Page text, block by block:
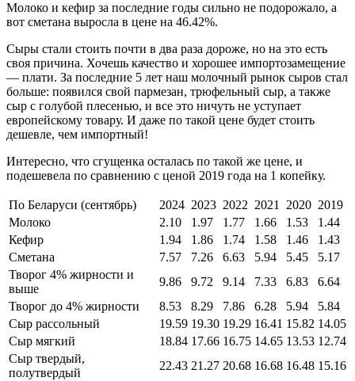
Молоко и кефир за последние годы сильно не подорожало, а
вот сметана выросла в цене на 46.42%.
Сыры стали стоить почти в два раза дороже, но на это есть
своя причина. Хочешь качество и хорошее импортозамещение
— плати. За последние 5 лет наш молочный рынок сыров стал
больше: появился свой пармезан, трюфельный сыр, а также
сыр с голубой плесенью, и все это ничуть не уступает
европейскому товару. И даже по такой цене будет стоить
дешевле, чем импортный!
Интересно, что сгущенка осталась по такой же цене, и
подешевела по сравнению с ценой 2019 года на 1 копейку.
По Беларуси (сентябрь) 2024 2023 2022 2021 2020 2019
Молоко
2.10 1.97 1.77 1.66 1.53
1.44
Кефир
1.94 1.86 1.74 1.58 1.46
1.43
Сметана
7.57 7.26 6.63 5.94 5.45
5.17
Творог 4% жирности и
выше
9.86 9.72 9.14 7.33 6.83
6.64
Творог до 4% жирности
8.53 8.29 7.86 6.28 5.94
5.84
Сыр рассольный
19.59 19.30 19.29 16.41 15.82 14.05
Сыр мягкий
18.84 17.66 16.75 14.65 13.53 12.74
Сыр твердый,
полутвердый
22.43 21.27 20.68 16.68 16.48 15.16